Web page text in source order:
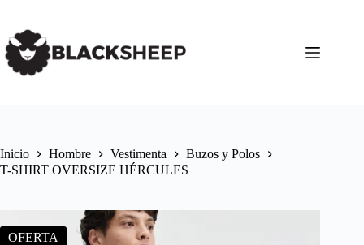
Inicio Hombre Vestimenta
Buzos y Polos
T-SHIRT OVERSIZE HÉRCULES
OFERTA